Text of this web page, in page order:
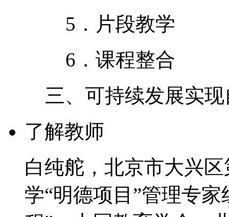
5．片段教学
6．课程整合
三、可持续发展实现
了解教师
白纯舵，北京市大兴
学“明德项目”管理专